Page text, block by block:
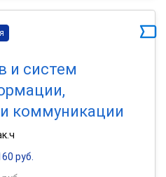
и систем
коммуникации
руб.